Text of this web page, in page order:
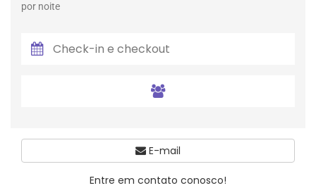
por noite
E-mail
Entre em contato conosco!